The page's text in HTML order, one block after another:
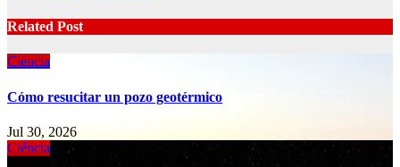
Related Post
Ciéncia
Cómo resucitar un pozo geotérmico
Jul 30, 2026
Ciéncia